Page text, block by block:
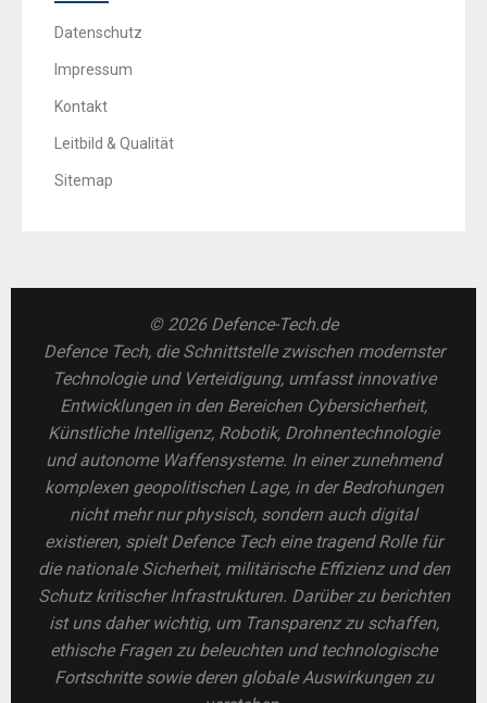
Datenschutz
Impressum
Kontakt
Leitbild & Qualität
Sitemap
© 2026 Defence-Tech.de
Defence Tech, die Schnittstelle zwischen modernster
Technologie und Verteidigung, umfasst innovative
Entwicklungen in den Bereichen Cybersicherheit,
Künstliche Intelligenz, Robotik, Drohnentechnologie
und autonome Waffensysteme. In einer zunehmend
komplexen geopolitischen Lage, in der Bedrohungen
nicht mehr nur physisch, sondern auch digital
existieren, spielt Defence Tech eine tragend Rolle für
die nationale Sicherheit, militärische Effizienz und den
Schutz kritischer Infrastrukturen. Darüber zu berichten
ist uns daher wichtig, um Transparenz zu schaffen,
ethische Fragen zu beleuchten und technologische
Fortschritte sowie deren globale Auswirkungen zu